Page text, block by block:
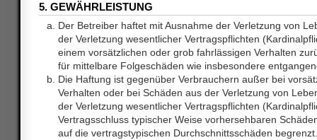
5. GEWÄHRLEISTUNG
Der Betreiber haftet mit Ausnahme der Verletzung von
der Verletzung wesentlicher Vertragspflichten
einem vorsätzlichen oder grob fahrlässigen Verhalten
für mittelbare Folgeschäden wie insbesondere
Die Haftung ist gegenüber Verbrauchern außer bei
Verhalten oder bei Schäden aus der Verletzung von
der Verletzung wesentlicher Vertragspflichten
Vertragsschluss typischer Weise vorhersehbaren
auf die vertragstypischen Durchschnittsschäden